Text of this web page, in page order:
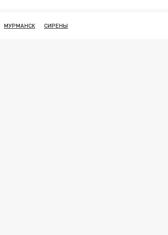
МУРМАНСК СИРЕНЫ